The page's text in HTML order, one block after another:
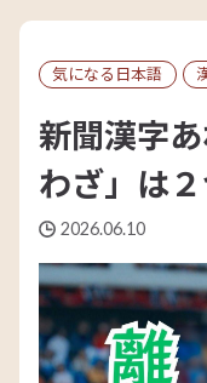
気になる日本語
新聞漢字
わざ」は
2026.06.10